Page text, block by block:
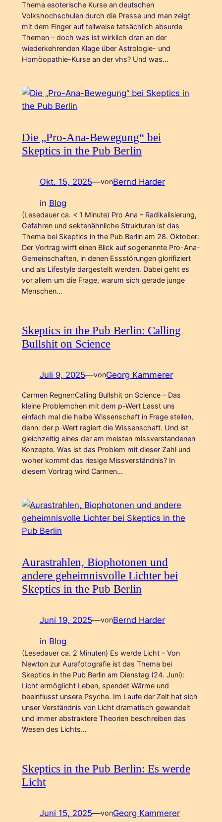
Thema esoterische Kurse an deutschen
Volkshochschulen durch die Presse und man zeigt
mit dem Finger auf teilweise tatsächlich absurde
Themen – doch was ist wirklich dran an der
wiederkehrenden Klage über Astrologie- und
Homöopathie-Kurse an der vhs? Und was…
Die „Pro-Ana-Bewegung“ bei
Skeptics in the Pub Berlin
Okt. 15, 2025—vonBernd Harder
in Blog
(Lesedauer ca. < 1 Minute) Pro Ana – Radikalisierung,
Gefahren und sektenähnliche Strukturen ist das
Thema bei Skeptics in the Pub Berlin am 28. Oktober:
Der Vortrag wirft einen Blick auf sogenannte Pro-Ana-
Gemeinschaften, in denen Essstörungen glorifiziert
und als Lifestyle dargestellt werden. Dabei geht es
vor allem um die Frage, warum sich gerade junge
Menschen…
Skeptics in the Pub Berlin: Calling
Bullshit on Science
Juli 9, 2025—vonGeorg Kammerer
Carmen Regner:Calling Bullshit on Science – Das
kleine Problemchen mit dem p-Wert Lasst uns
einfach mal die halbe Wissenschaft in Frage stellen,
denn: der p-Wert regiert die Wissenschaft. Und ist
gleichzeitig eines der am meisten missverstandenen
Konzepte. Was ist das Problem mit dieser Zahl und
woher kommt das riesige Missverständnis? In
diesem Vortrag wird Carmen…
Aurastrahlen, Biophotonen und
andere geheimnisvolle Lichter bei
Skeptics in the Pub Berlin
Juni 19, 2025—vonBernd Harder
in Blog
(Lesedauer ca. 2 Minuten) Es werde Licht – Von
Newton zur Aurafotografie ist das Thema bei
Skeptics in the Pub Berlin am Dienstag (24. Juni):
Licht ermöglicht Leben, spendet Wärme und
beeinflusst unsere Psyche. Im Laufe der Zeit hat sich
unser Verständnis von Licht dramatisch gewandelt
und immer abstraktere Theorien beschreiben das
Wesen des Lichts…
Skeptics in the Pub Berlin: Es werde
Licht
Juni 15, 2025—vonGeorg Kammerer